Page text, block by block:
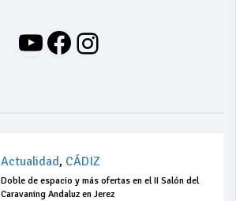
YouTube
Facebook
Instagram
Actualidad, CÁDIZ
Doble de espacio y más ofertas en el II Salón del
Caravaning Andaluz en Jerez